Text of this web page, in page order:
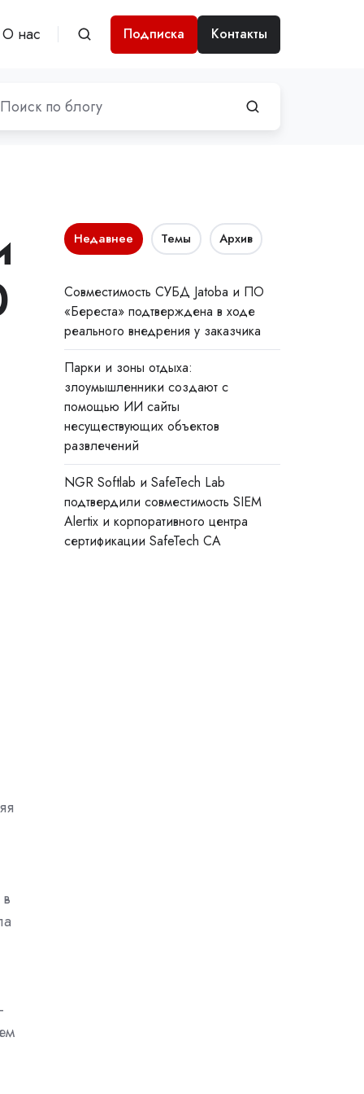
О нас Подписка Контакты
Недавнее Темы Архив
Совместимость СУБД Jatoba и ПО
«Береста» подтверждена в ходе
реального внедрения у заказчика
Парки и зоны отдыха:
злоумышленники создают с
помощью ИИ сайты
несуществующих объектов
развлечений
NGR Softlab и SafeTech Lab
подтвердили совместимость SIEM
Alertix и корпоративного центра
сертификации SafeTech CA